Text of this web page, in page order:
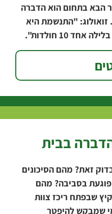
הבא בתחום הוא הדברה
זואולוג: "התנשמת היא
מכונת ציד, שמסוגלת לאכול בלילה אחד 10 חולדות".
בבית
זאת? מהם הסיכונים
בסביבה? מהם
שבפתח ריכז צוות
שמבקש להיפטר